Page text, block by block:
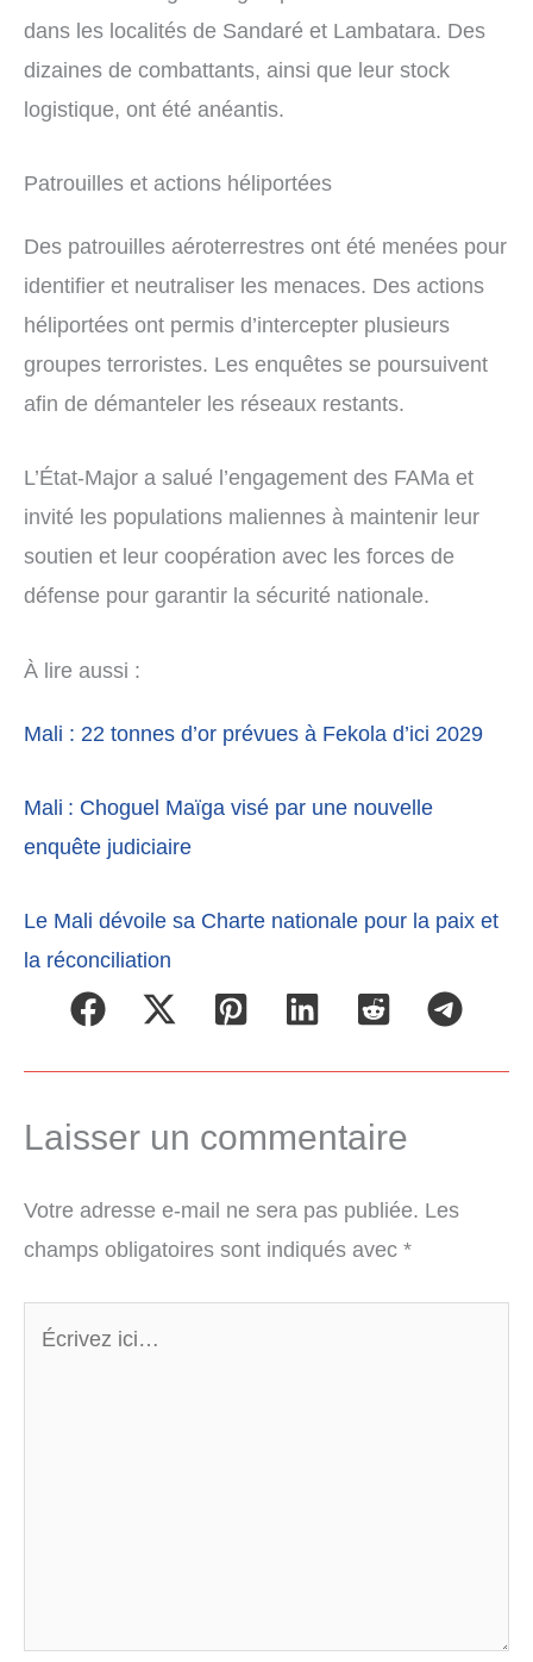
dans les localités de Sandaré et Lambatara. Des
dizaines de combattants, ainsi que leur stock
logistique, ont été anéantis.
Patrouilles et actions héliportées
Des patrouilles aéroterrestres ont été menées pour
identifier et neutraliser les menaces. Des actions
héliportées ont permis d’intercepter plusieurs
groupes terroristes. Les enquêtes se poursuivent
afin de démanteler les réseaux restants.
L’État-Major a salué l’engagement des FAMa et
invité les populations maliennes à maintenir leur
soutien et leur coopération avec les forces de
défense pour garantir la sécurité nationale.
À lire aussi :
Mali : 22 tonnes d’or prévues à Fekola d’ici 2029
Mali : Choguel Maïga visé par une nouvelle
enquête judiciaire
Le Mali dévoile sa Charte nationale pour la paix et
la réconciliation
Laisser un commentaire
Votre adresse e-mail ne sera pas publiée. Les
champs obligatoires sont indiqués avec *